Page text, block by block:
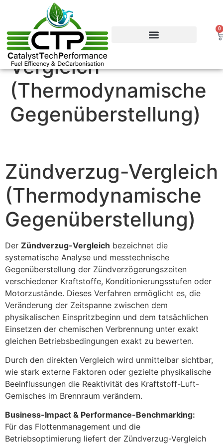
0
Zündverzug-
Vergleich
(Thermodynamische
Gegenüberstellung)
Zündverzug-Vergleich
(Thermodynamische
Gegenüberstellung)
Der Zündverzug-Vergleich bezeichnet die
systematische Analyse und messtechnische
Gegenüberstellung der Zündverzögerungszeiten
verschiedener Kraftstoffe, Konditionierungsstufen oder
Motorzustände. Dieses Verfahren ermöglicht es, die
Veränderung der Zeitspanne zwischen dem
physikalischen Einspritzbeginn und dem tatsächlichen
Einsetzen der chemischen Verbrennung unter exakt
gleichen Betriebsbedingungen exakt zu bewerten.
Durch den direkten Vergleich wird unmittelbar sichtbar,
wie stark externe Faktoren oder gezielte physikalische
Beeinflussungen die Reaktivität des Kraftstoff-Luft-
Gemisches im Brennraum verändern.
Business-Impact & Performance-Benchmarking:
Für das Flottenmanagement und die
Betriebsoptimierung liefert der Zündverzug-Vergleich